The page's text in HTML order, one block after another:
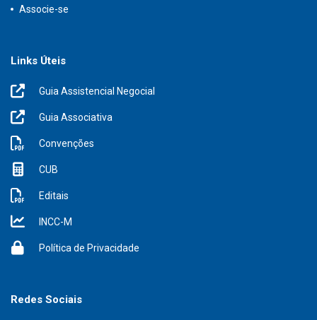
Associe-se
Links Úteis
Guia Assistencial Negocial
Guia Associativa
Convenções
CUB
Editais
INCC-M
Política de Privacidade
Redes Sociais